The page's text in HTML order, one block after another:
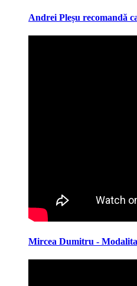
Andrei Pleșu recomandă
Mircea Dumitru -